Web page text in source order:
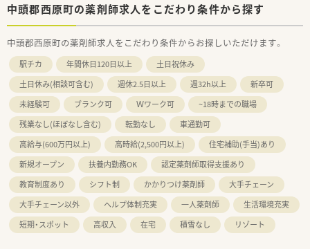
中頭郡西原町の薬剤師求人をこだわり条件から探す
中頭郡西原町の薬剤師求人をこだわり条件からお探しいただけます。
駅チカ 年間休日120日以上
土日祝休み
土日休み(相談可含む)
週休2.5日以上 週32h以上
新卒可
未経験可
ブランク可 Ｗワーク可
~18時までの職場
残業なし(ほぼなし含む)
転勤なし
車通勤可
高給与(600万円以上)
高時給(2,500円以上)
住宅補助(手当)あり
新規オープン
扶養内勤務OK
認定薬剤師取得支援あり
教育制度あり
シフト制 かかりつけ薬剤師
大手チェーン
大手チェーン以外
ヘルプ体制充実 一人薬剤師
生活環境充実
短期・スポット
高収入 在宅 積雪なし リゾート